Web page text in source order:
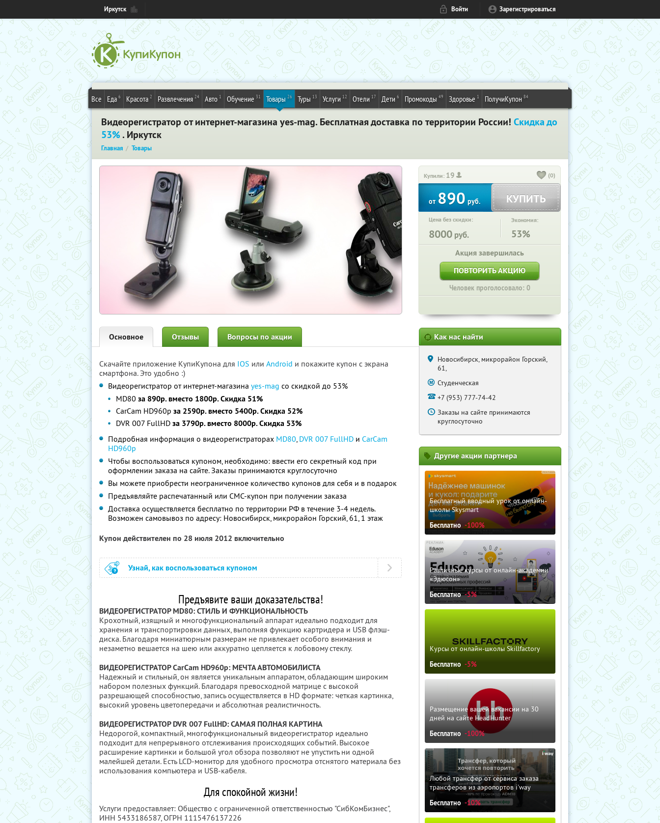
Иркутск Войти Зарегистрироваться
Все Еда 6 Красота 2 Развлечения 24 Авто 1 Обучение 31 Товары 26 Туры 13 Услуги 12 Отели 17 Дети 6 Промокоды 49 Здоровье 1 ПолучиКупон 84
Видеорегистратор от интернет-магазина yes-mag. Бесплатная доставка по территории России! Скидка до
53%. Иркутск
Главная Товары
Купили: 19 (0)
от890руб. КУПИТЬ
Цена без скидки:
8000 руб.
Экономия:
53%
Акция завершилась
ПОВТОРИТЬ АКЦИЮ
Человек проголосовало: 0
Основное Отзывы Вопросы по акции
Скачайте приложение КупиКупона для IOS или Android и покажите купон с экрана
смартфона. Это удобно :)
Видеорегистратор от интернет-магазина yes-mag со скидкой до 53%
МD80 за 890р. вместо 1800р. Скидка 51%
CarCam HD960p за 2590р. вместо 5400р. Скидка 52%
DVR 007 FullHD за 3790р. вместо 8000р. Скидка 53%
Подробная информация о видеорегистраторах МD80, DVR 007 FullHD и CarCam
HD960p
Чтобы воспользоваться купоном, необходимо: ввести его секретный код при
оформлении заказа на сайте. Заказы принимаются круглосуточно
Вы можете приобрести неограниченное количество купонов для себя и в подарок
Предъявляйте распечатанный или СМС-купон при получении заказа
Доставка осуществляется бесплатно по территории РФ в течение 3-4 недель.
Возможен самовывоз по адресу: Новосибирск, микрорайон Горский, 61, 1 этаж
Купон действителен по 28 июля 2012 включительно
Узнай, как воспользоваться купоном
Предъявите ваши доказательства!
ВИДЕОРЕГИСТРАТОР MD80: СТИЛЬ И ФУНКЦИОНАЛЬНОСТЬ
Крохотный, изящный и многофункциональный аппарат идеально подходит для
хранения и транспортировки данных, выполняя функцию картридера и USB флэш-
диска. Благодаря миниатюрным размерам не привлекает особого внимания и
незаметно вешается на шею или аккуратно цепляется к лобовому стеклу.
ВИДЕОРЕГИСТРАТОР CarCam HD960p: МЕЧТА АВТОМОБИЛИСТА
Надежный и стильный, он является уникальным аппаратом, обладающим широким
набором полезных функций. Благодаря превосходной матрице с высокой
разрешающей способностью, запись осуществляется в HD формате: четкая картинка,
высокий уровень цветопередачи и абсолютная реалистичность.
ВИДЕОРЕГИСТРАТОР DVR 007 FullHD: САМАЯ ПОЛНАЯ КАРТИНА
Недорогой, компактный, многофункциональный видеорегистратор идеально
подходит для непрерывного отслеживания происходящих событий. Высокое
расширение картинки и большой угол обзора позволяют не упустить ни одной
малейшей детали. Есть LCD-монитор для удобного просмотра отснятого материала без
использования компьютера и USB-кабеля.
Для спокойной жизни!
Услуги предоставляет: Общество с ограниченной ответственностью "СибКомБизнес",
ИНН 5433186587, ОГРН 1115476137226
Как нас найти
Новосибирск, микрорайон Горский,
61,
Студенческая
+7 (953) 777-74-42
Заказы на сайте принимаются
круглосуточно
Другие акции партнера
Бесплатный вводный урок от онлайн-
школы Skysmart
Бесплатно -100%
Различные курсы от онлайн-академии
«Эдюсон»
Бесплатно -5%
Курсы от онлайн-школы Skillfactory
Бесплатно -5%
Размещение вашей вакансии на 30
дней на сайте HeadHunter
Бесплатно -100%
Любой трансфер от сервиса заказа
трансферов из аэропортов i'way
Бесплатно -10%